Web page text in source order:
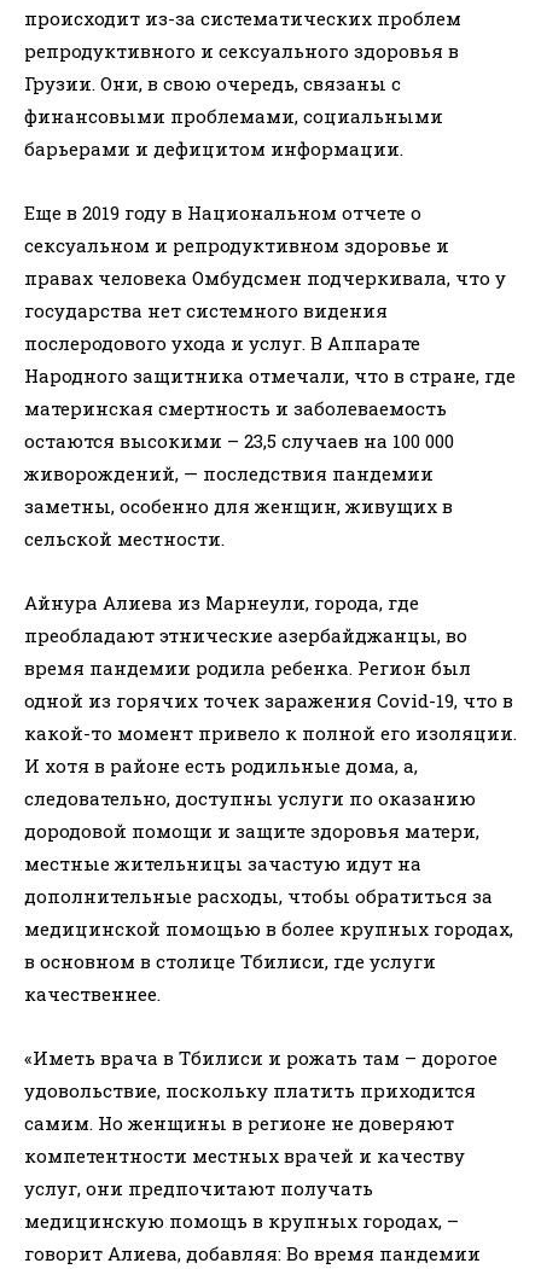
происходит из-за систематических проблем
репродуктивного и сексуального здоровья в
Грузии. Они, в свою очередь, связаны с
финансовыми проблемами, социальными
барьерами и дефицитом информации.
Еще в 2019 году в Национальном отчете о
сексуальном и репродуктивном здоровье и
правах человека Омбудсмен подчеркивала, что у
государства нет системного видения
послеродового ухода и услуг. В Аппарате
Народного защитника отмечали, что в стране, где
материнская смертность и заболеваемость
остаются высокими – 23,5 случаев на 100 000
живорождений, — последствия пандемии
заметны, особенно для женщин, живущих в
сельской местности.
Айнура Алиева из Марнеули, города, где
преобладают этнические азербайджанцы, во
время пандемии родила ребенка. Регион был
одной из горячих точек заражения Covid-19, что в
какой-то момент привело к полной его изоляции.
И хотя в районе есть родильные дома, а,
следовательно, доступны услуги по оказанию
дородовой помощи и защите здоровья матери,
местные жительницы зачастую идут на
дополнительные расходы, чтобы обратиться за
медицинской помощью в более крупных городах,
в основном в столице Тбилиси, где услуги
качественнее.
«Иметь врача в Тбилиси и рожать там – дорогое
удовольствие, поскольку платить приходится
самим. Но женщины в регионе не доверяют
компетентности местных врачей и качеству
услуг, они предпочитают получать
медицинскую помощь в крупных городах, –
говорит Алиева, добавляя: Во время пандемии